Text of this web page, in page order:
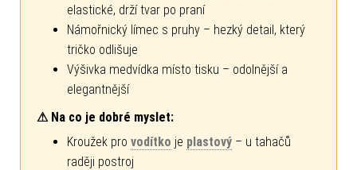
elastické, drží tvar po praní
Námořnický límec s pruhy – hezký detail, který
tričko odlišuje
Výšivka medvídka místo tisku – odolnější a
elegantnější
⚠ Na co je dobré myslet:
Kroužek pro vodítko je plastový – u tahačů
raději postroj